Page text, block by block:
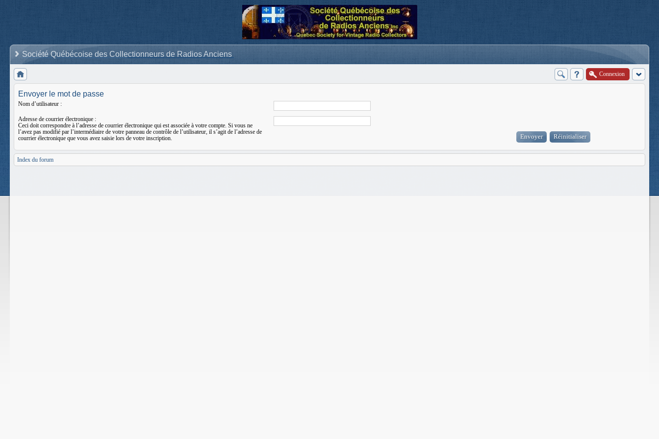
Société Québécoise des Collectionneurs de Radios Anciens
Connexion
Envoyer le mot de passe
Nom d’utilisateur :
Adresse de courrier électronique :
Ceci doit correspondre à l’adresse de courrier électronique qui est associée à votre compte. Si vous ne
l’avez pas modifié par l’intermédiaire de votre panneau de contrôle de l’utilisateur, il s’agit de l’adresse de
courrier électronique que vous avez saisie lors de votre inscription.
Index du forum